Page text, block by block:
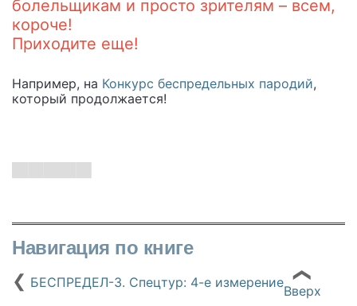
болельщикам и просто зрителям – всем,
короче!
Приходите еще!
Например, на Конкурс беспредельных пародий,
который продолжается!
Навигация по книге
❮ БЕСПРЕДЕЛ-3. Спецтур: 4-е измерение ❮
Вверх